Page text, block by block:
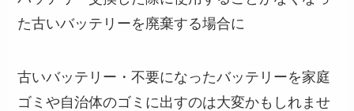
た古いバッテリーを廃棄する場合に
古いバッテリー・不要になったバッテリーを家庭
ゴミや自治体のゴミに出すのは大変かもしれませ